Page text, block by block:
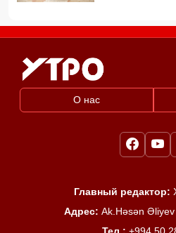
О нас
Главный редактор:
Адрес: Ak.Həsən
Тел : +994 50